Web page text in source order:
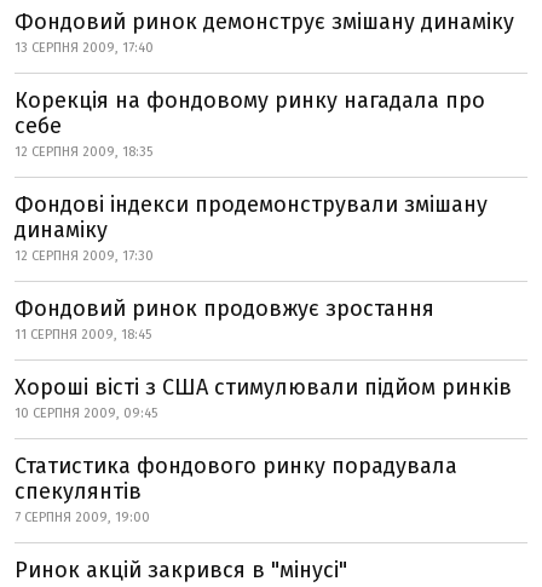
Фондовий ринок демонструє змішану динаміку
13 СЕРПНЯ 2009, 17:40
Корекція на фондовому ринку нагадала про
себе
12 СЕРПНЯ 2009, 18:35
Фондові індекси продемонстрували змішану
динаміку
12 СЕРПНЯ 2009, 17:30
Фондовий ринок продовжує зростання
11 СЕРПНЯ 2009, 18:45
Хороші вісті з США стимулювали підйом ринків
10 СЕРПНЯ 2009, 09:45
Статистика фондового ринку порадувала
спекулянтів
7 СЕРПНЯ 2009, 19:00
Ринок акцій закрився в "мінусі"